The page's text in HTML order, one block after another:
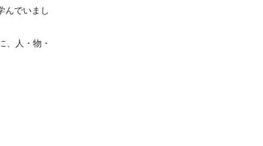
んでいまし
、人・物・